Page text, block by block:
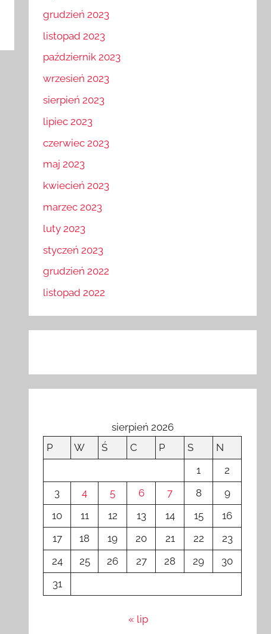
grudzień 2023
listopad 2023
październik 2023
wrzesień 2023
sierpień 2023
lipiec 2023
czerwiec 2023
maj 2023
kwiecień 2023
marzec 2023
luty 2023
styczeń 2023
grudzień 2022
listopad 2022
sierpień 2026
P
W Ś C P S
N
1
2
3
4 5 6 7 8
9
10
11 12 13 14 15
16
17
18 19 20 21 22
23
24
25 26 27 28 29
30
31
« lip